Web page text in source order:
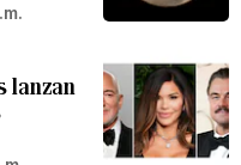
lanzan